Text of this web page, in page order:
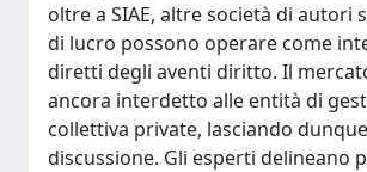
oltre a SIAE, altre società di autori
di lucro possono operare come
diretti degli aventi diritto. Il
ancora interdetto alle entità di
collettiva private, lasciando
discussione. Gli esperti delineano